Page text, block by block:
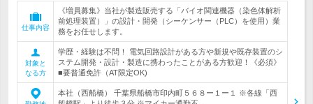
仕事内容
《増員募集》当社が製造販売する「バイオ関連機器（染色体解析
前処理装置）」の設計・開発（シーケンサー（PLC）を使用）業
務をお任せします。
対象と
なる方
学歴・経験は不問！ 電気回路設計がある方や新規や既存装置のシ
ステム開発・設計・製造に携わったことがある方歓迎！《必須》
■要普通免許（AT限定OK)
本社（西船橋） 千葉県船橋市印内町５６８ー１ー１ ※各線「西